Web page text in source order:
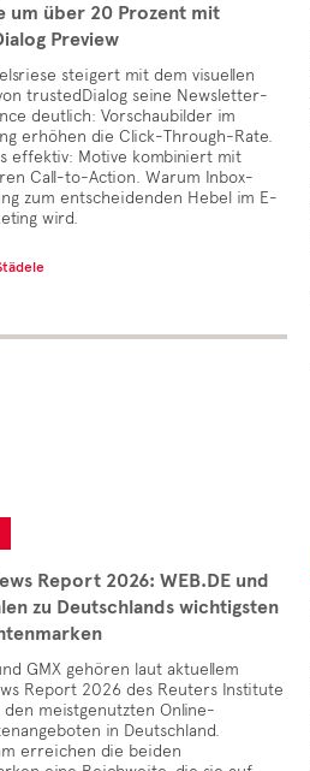
um über 20 Prozent mit
Preview
steigert mit dem visuellen
trustedDialog seine Newsletter-
deutlich: Vorschaubilder im
erhöhen die Click-Through-Rate.
effektiv: Motive kombiniert mit
Call-to-Action. Warum Inbox-
zum entscheidenden Hebel im E-
wird.
Report 2026: WEB.DE und
zu Deutschlands wichtigsten
GMX gehören laut aktuellem
Report 2026 des Reuters Institute
meistgenutzten Online-
in Deutschland.
erreichen die beiden